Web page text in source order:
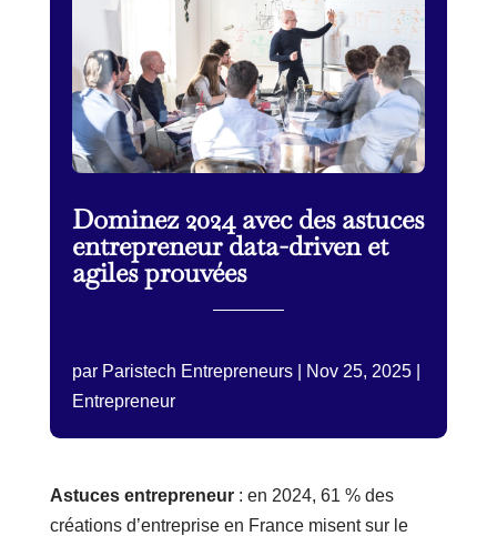
Dominez 2024 avec des astuces
entrepreneur data-driven et
agiles prouvées
par Paristech Entrepreneurs| Nov 25, 2025|
Entrepreneur
Astuces entrepreneur: en 2024, 61 % des
créations d’entreprise en France misent sur le